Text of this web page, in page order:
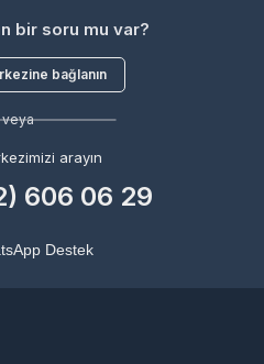
bir soru mu var?
bağlanın
veya
arayın
606 06 29
Destek